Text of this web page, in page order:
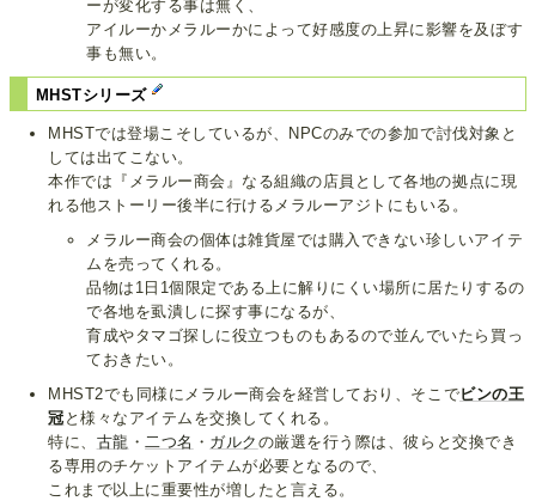
ーが変化する事は無く、
アイルーかメラルーかによって好感度の上昇に影響を及ぼす
事も無い。
MHSTシリーズ
MHSTでは登場こそしているが、NPCのみでの参加で討伐対象と
しては出てこない。
本作では『メラルー商会』なる組織の店員として各地の拠点に現
れる他ストーリー後半に行けるメラルーアジトにもいる。
メラルー商会の個体は雑貨屋では購入できない珍しいアイテ
ムを売ってくれる。
品物は1日1個限定である上に解りにくい場所に居たりするの
で各地を虱潰しに探す事になるが、
育成やタマゴ探しに役立つものもあるので並んでいたら買っ
ておきたい。
MHST2でも同様にメラルー商会を経営しており、そこでビンの王
冠 と様々なアイテムを交換してくれる。
特に、 古龍 ・二つ名 ・ ガルク の厳選を行う際は、彼らと交換でき
る専用のチケットアイテムが必要となるので、
これまで以上に重要性が増したと言える。